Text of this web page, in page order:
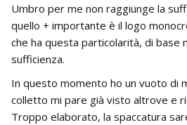
Umbro per me non raggiunge la
quello + importante è il logo
che ha questa particolarità, di base
sufficienza.
In questo momento ho un vuoto di
colletto mi pare già visto altrove e
Troppo elaborato, la spaccatura